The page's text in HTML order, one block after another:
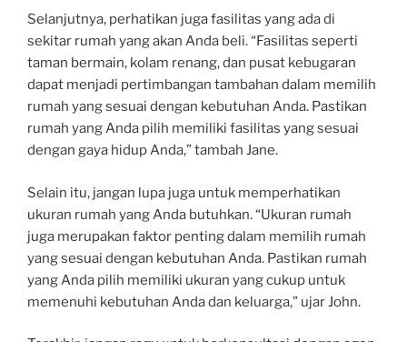
Selanjutnya, perhatikan juga fasilitas yang ada di
sekitar rumah yang akan Anda beli. “Fasilitas seperti
taman bermain, kolam renang, dan pusat kebugaran
dapat menjadi pertimbangan tambahan dalam memilih
rumah yang sesuai dengan kebutuhan Anda. Pastikan
rumah yang Anda pilih memiliki fasilitas yang sesuai
dengan gaya hidup Anda,” tambah Jane.
Selain itu, jangan lupa juga untuk memperhatikan
ukuran rumah yang Anda butuhkan. “Ukuran rumah
juga merupakan faktor penting dalam memilih rumah
yang sesuai dengan kebutuhan Anda. Pastikan rumah
yang Anda pilih memiliki ukuran yang cukup untuk
memenuhi kebutuhan Anda dan keluarga,” ujar John.